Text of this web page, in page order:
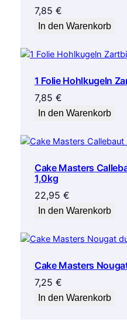
7,85 €
In den Warenkorb
1 Folie Hohlkugeln
7,85 €
In den Warenkorb
Cake Masters
1,0kg
22,95 €
In den Warenkorb
Cake Masters
7,25 €
In den Warenkorb